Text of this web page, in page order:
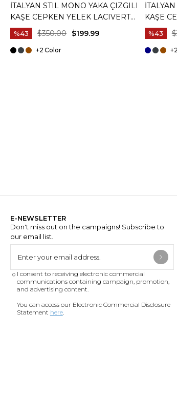
İTALYAN STIL MONO YAKA ÇIZGILI
KAŞE CEPKEN YELEK LACIVERT
T20012-02
%43 $199.99
$350.00
+2
KAŞE
T20012-01
%43
+2
E-NEWSLETTER
Don't miss out on the campaigns! Subscribe to
our email list.
I consent to receiving electronic commercial
communications containing campaign, promotion,
and advertising content.
You can access our Electronic Commercial Disclosure
Statement here.